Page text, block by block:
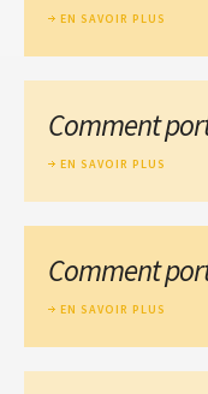
EN SAVOIR PLUS
Comment
EN SAVOIR PLUS
Comment
EN SAVOIR PLUS